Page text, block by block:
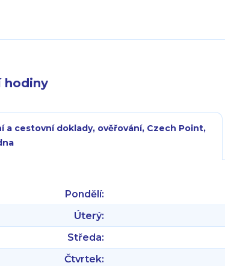
hodiny
a cestovní doklady, ověřování, Czech Point,
Pondělí:
Úterý:
Středa:
Čtvrtek: